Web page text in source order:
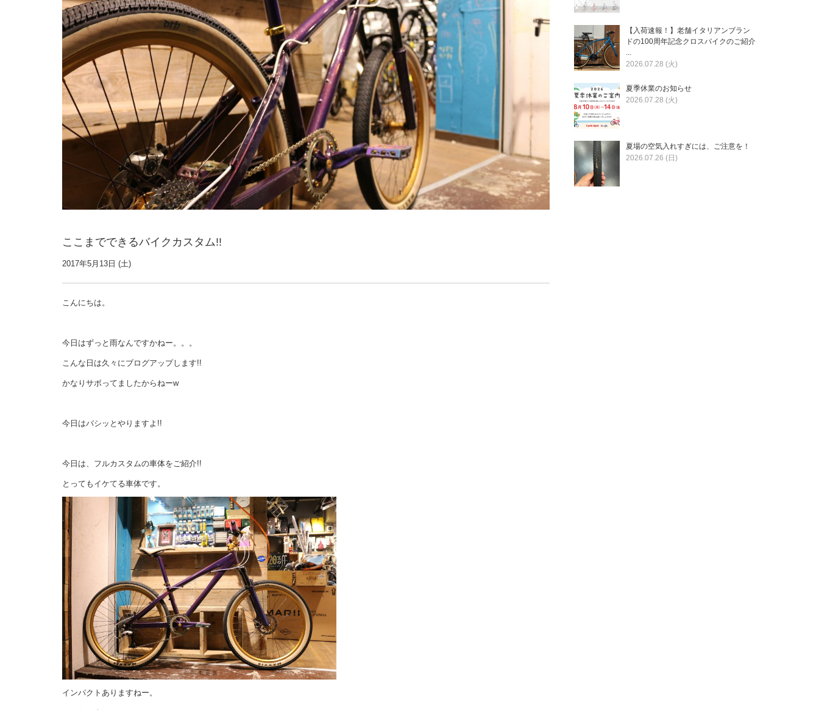
ここまでできるバイクカスタム!!
2017年5月13日 (土)
こんにちは。
今日はずっと雨なんですかねー。。。
こんな日は久々にブログアップします!!
かなりサボってましたからねーw
今日はバシッとやりますよ!!
今日は、フルカスタムの車体をご紹介!!
とってもイケてる車体です。
インパクトありますねー。
【入荷速報！】老舗イタリアンブラン
ドの100周年記念クロスバイクのご紹介
...
2026.07.28 (火)
夏季休業のお知らせ
2026.07.28 (火)
夏場の空気入れすぎには、ご注意を！
2026.07.26 (日)